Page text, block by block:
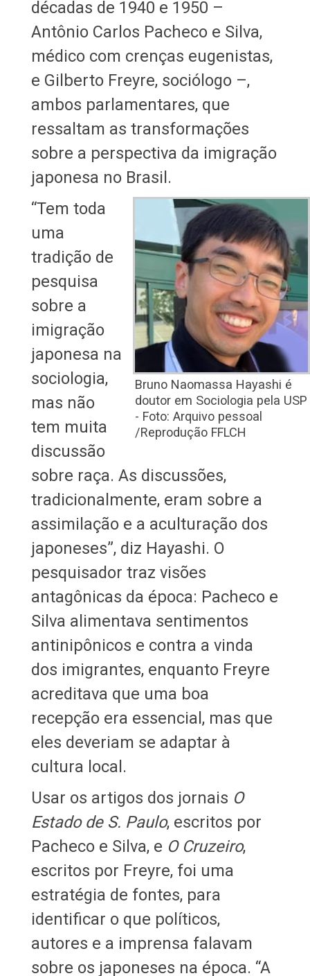
décadas de 1940 e 1950 –
Antônio Carlos Pacheco e Silva,
médico com crenças eugenistas,
e Gilberto Freyre, sociólogo –,
ambos parlamentares, que
ressaltam as transformações
sobre a perspectiva da imigração
japonesa no Brasil.
Bruno Naomassa Hayashi é
doutor em Sociologia pela USP
- Foto: Arquivo pessoal
/Reprodução FFLCH
“Tem toda
uma
tradição de
pesquisa
sobre a
imigração
japonesa na
sociologia,
mas não
tem muita
discussão
sobre raça. As discussões,
tradicionalmente, eram sobre a
assimilação e a aculturação dos
japoneses”, diz Hayashi. O
pesquisador traz visões
antagônicas da época: Pacheco e
Silva alimentava sentimentos
antinipônicos e contra a vinda
dos imigrantes, enquanto Freyre
acreditava que uma boa
recepção era essencial, mas que
eles deveriam se adaptar à
cultura local.
Usar os artigos dos jornais O
Estado de S. Paulo, escritos por
Pacheco e Silva, e O Cruzeiro,
escritos por Freyre, foi uma
estratégia de fontes, para
identificar o que políticos,
autores e a imprensa falavam
sobre os japoneses na época. “A